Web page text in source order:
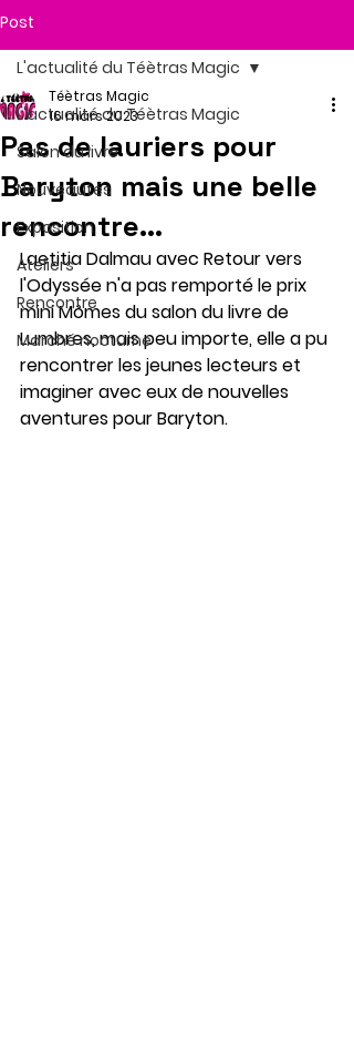
Post
L'actualité du Téètras Magic
Salon du livre
Nouveautés
Exposition
Ateliers
Rencontre
Marché nocturne
L'actualité du Téètras Magic
Pas de lauriers pour
Baryton mais une belle
rencontre...
Téètras Magic
16 mars 2023
Laetitia Dalmau avec Retour vers
l'Odyssée n'a pas remporté le prix
mini Mômes du salon du livre de
Lumbres, mais peu importe, elle a pu
rencontrer les jeunes lecteurs et
imaginer avec eux de nouvelles
aventures pour Baryton.